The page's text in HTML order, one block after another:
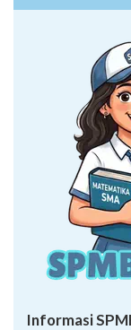
Informasi